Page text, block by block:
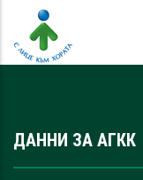
ДАННИ ЗА АГКК